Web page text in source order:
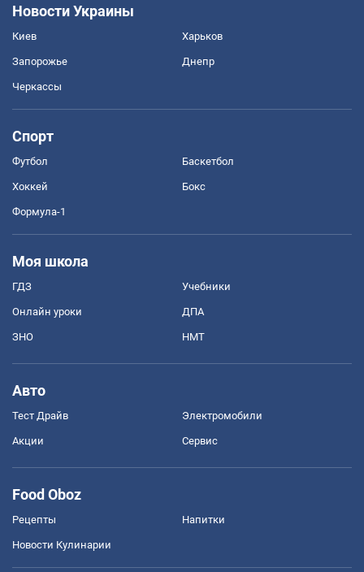
Новости Украины
Киев Харьков
Запорожье Днепр
Черкассы
Спорт
Футбол Баскетбол
Хоккей Бокс
Формула-1
Моя школа
ГДЗ Учебники
Онлайн уроки ДПА
ЗНО НМТ
Авто
Тест Драйв Электромобили
Акции Сервис
Food Oboz
Рецепты Напитки
Новости Кулинарии